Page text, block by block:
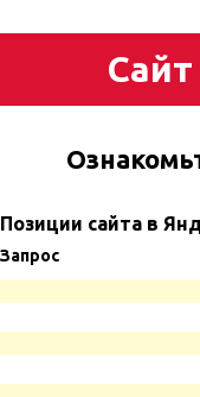
Сайт
Позиции сайта в
Запрос